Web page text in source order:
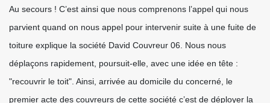
Au secours ! C’est ainsi que nous comprenons l’appel qui nous
parvient quand on nous appel pour intervenir suite à une fuite de
toiture explique la société David Couvreur 06. Nous nous
déplaçons rapidement, poursuit-elle, avec une idée en tête :
"recouvrir le toit". Ainsi, arrivée au domicile du concerné, le
premier acte des couvreurs de cette société c’est de déployer la